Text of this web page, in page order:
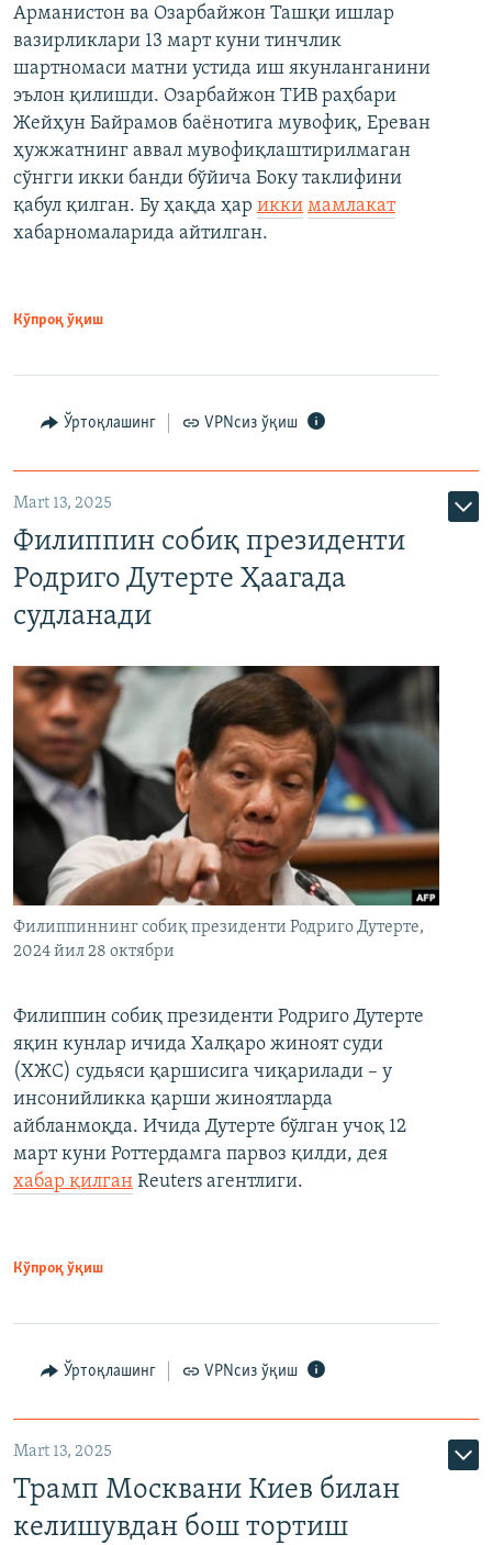
Арманистон ва Озарбайжон Ташқи ишлар
вазирликлари 13 март куни тинчлик
шартномаси матни устида иш якунланганини
эълон қилишди. Озарбайжон ТИВ раҳбари
Жейҳун Байрамов баёнотига мувофиқ, Ереван
ҳужжатнинг аввал мувофиқлаштирилмаган
сўнгги икки банди бўйича Боку таклифини
қабул қилган. Бу ҳақда ҳар икки мамлакат
хабарномаларида айтилган.
Кўпроқ ўқиш
Ўртоқлашинг VPNсиз ўқиш
Mart 13, 2025
Филиппин собиқ президенти
Родриго Дутерте Ҳаагада
судланади
Филиппиннинг собиқ президенти Родриго Дутерте,
2024 йил 28 октябри
Филиппин собиқ президенти Родриго Дутерте
яқин кунлар ичида Халқаро жиноят суди
(ХЖС) судьяси қаршисига чиқарилади – у
инсонийликка қарши жиноятларда
айбланмоқда. Ичида Дутерте бўлган учоқ 12
март куни Роттердамга парвоз қилди, дея
хабар қилган Reuters агентлиги.
Кўпроқ ўқиш
Ўртоқлашинг VPNсиз ўқиш
Mart 13, 2025
Трамп Москвани Киев билан
келишувдан бош тортиш